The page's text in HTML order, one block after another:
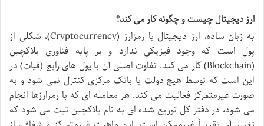
ارز دیجیتال چیست و چگونه کار می کند؟
به زبان ساده، ارز دیجیتال یا رمزارز (Cryptocurrency)، شکلی از
پول است که وجود فیزیکی ندارد و بر پایه فناوری بلاکچین
(Blockchain) کار می کند. تفاوت اصلی آن با پول های رایج (فیات) در
این است که توسط هیچ دولت یا بانک مرکزی کنترل نمی شود و به
صورت غیرمتمرکز فعالیت می کند. هر معامله ای که با رمزارزها انجام
می شود، در دفتر کل توزیع شده ای به نام بلاکچین ثبت می شود که